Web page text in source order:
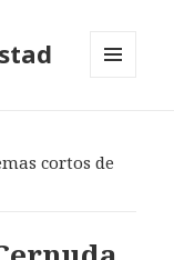
cortos de